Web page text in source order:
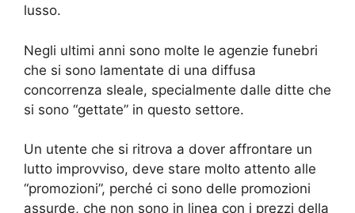
lusso.
Negli ultimi anni sono molte le agenzie funebri
che si sono lamentate di una diffusa
concorrenza sleale, specialmente dalle ditte che
si sono “gettate” in questo settore.
Un utente che si ritrova a dover affrontare un
lutto improvviso, deve stare molto attento alle
“promozioni”, perché ci sono delle promozioni
assurde, che non sono in linea con i prezzi della